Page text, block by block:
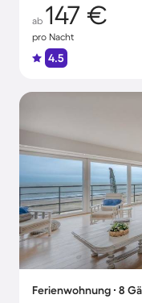
ab 147 €
pro Nacht
4.5
Ferienwohnung ∙ 8